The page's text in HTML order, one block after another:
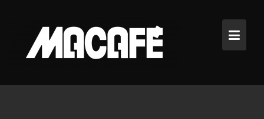
contenido